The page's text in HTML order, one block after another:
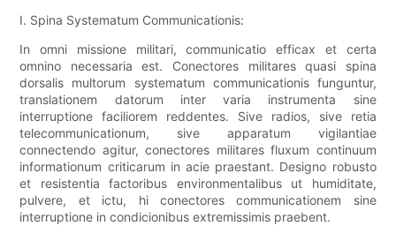
I. Spina Systematum Communicationis:
In omni missione militari, communicatio efficax et certa
omnino necessaria est. Conectores militares quasi spina
dorsalis multorum systematum communicationis funguntur,
translationem datorum inter varia instrumenta sine
interruptione faciliorem reddentes. Sive radios, sive retia
telecommunicationum, sive apparatum vigilantiae
connectendo agitur, conectores militares fluxum continuum
informationum criticarum in acie praestant. Designo robusto
et resistentia factoribus environmentalibus ut humiditate,
pulvere, et ictu, hi conectores communicationem sine
interruptione in condicionibus extremissimis praebent.